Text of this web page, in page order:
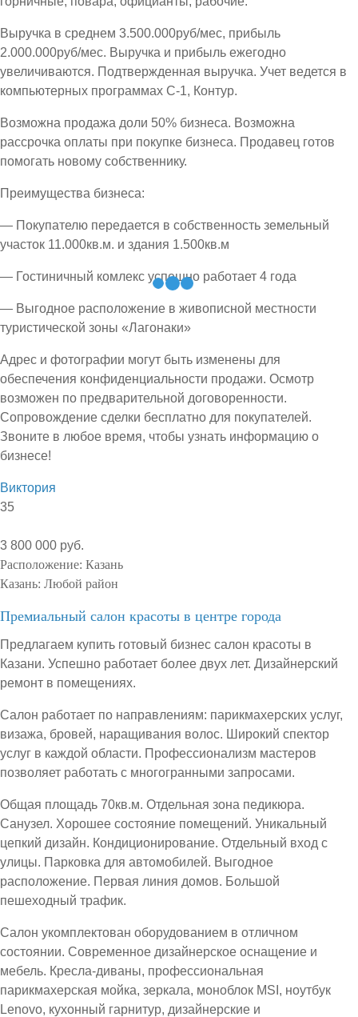
Выручка в среднем 3.500.000руб/мес, прибыль
2.000.000руб/мес. Выручка и прибыль ежегодно
увеличиваются. Подтвержденная выручка. Учет ведется в
компьютерных программах С-1, Контур.
Возможна продажа доли 50% бизнеса. Возможна
рассрочка оплаты при покупке бизнеса. Продавец готов
помогать новому собственнику.
Преимущества бизнеса:
— Покупателю передается в собственность земельный
участок 11.000кв.м. и здания 1.500кв.м
— Гостиничный комлекс успешно работает 4 года
— Выгодное расположение в живописной местности
туристической зоны «Лагонаки»
Адрес и фотографии могут быть изменены для
обеспечения конфиденциальности продажи. Осмотр
возможен по предварительной договоренности.
Сопровождение сделки бесплатно для покупателей.
Звоните в любое время, чтобы узнать информацию о
бизнесе!
Виктория
35
3 800 000 руб.
Расположение: Казань
Казань: Любой район
Премиальный салон красоты в центре города
Предлагаем купить готовый бизнес салон красоты в
Казани. Успешно работает более двух лет. Дизайнерский
ремонт в помещениях.
Салон работает по направлениям: парикмахерских услуг,
визажа, бровей, наращивания волос. Широкий спектор
услуг в каждой области. Профессионализм мастеров
позволяет работать с многогранными запросами.
Общая площадь 70кв.м. Отдельная зона педикюра.
Санузел. Хорошее состояние помещений. Уникальный
цепкий дизайн. Кондиционирование. Отдельный вход с
улицы. Парковка для автомобилей. Выгодное
расположение. Первая линия домов. Большой
пешеходный трафик.
Салон укомплектован оборудованием в отличном
состоянии. Современное дизайнерское оснащение и
мебель. Кресла-диваны, профессиональная
парикмахерская мойка, зеркала, моноблок MSI, ноутбук
Lenovo, кухонный гарнитур, дизайнерские и